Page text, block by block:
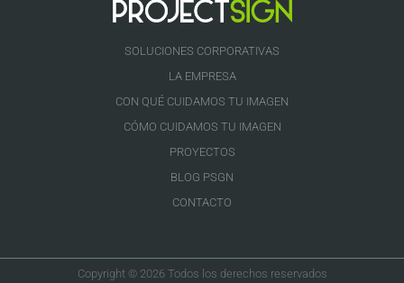
SOLUCIONES CORPORATIVAS
LA EMPRESA
CON QUÉ CUIDAMOS TU IMAGEN
CÓMO CUIDAMOS TU IMAGEN
PROYECTOS
BLOG PSGN
CONTACTO
Copyright © 2026 Todos los derechos reservados